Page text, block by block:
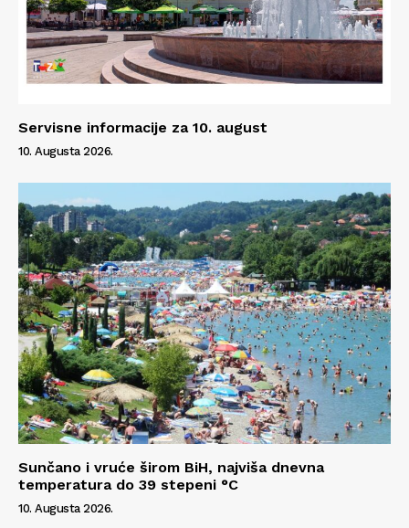
Servisne informacije za 10. august
10. Augusta 2026.
Sunčano i vruće širom BiH, najviša dnevna
temperatura do 39 stepeni °C
10. Augusta 2026.